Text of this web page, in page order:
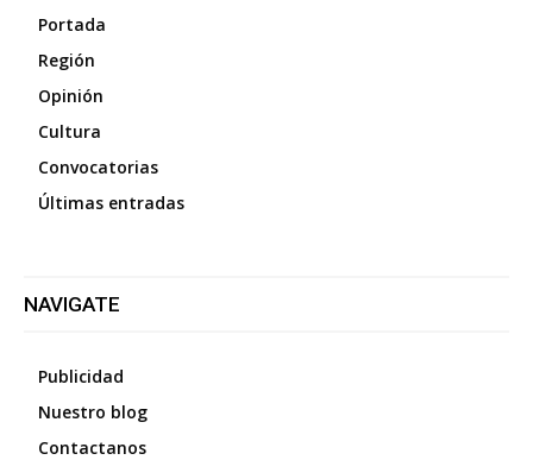
Portada
Región
Opinión
Cultura
Convocatorias
Últimas entradas
NAVIGATE
Publicidad
Nuestro blog
Contactanos